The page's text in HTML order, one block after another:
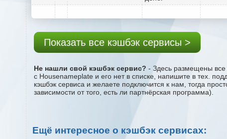
Показать все кэшбэк сервисы >
Не нашли свой кэшбэк сервис? - Здесь размещены все
с Housenameplate и его нет в списке, напишите в тех.
кэшбэк сервиса и желаете подключится к нам, тогда
зависимости от того, есть ли партнёрская программа).
Ещё интересное о кэшбэк сервисах: